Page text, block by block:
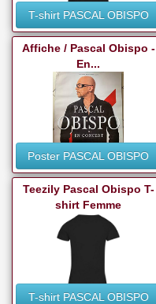
T-shirt PASCAL OBISPO
Affiche / Pascal Obispo -
En...
Poster PASCAL OBISPO
Teezily Pascal Obispo T-
shirt Femme
T-shirt PASCAL OBISPO